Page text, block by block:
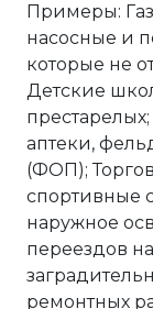
Примеры:
насосные и
которые не
Детские
аптеки,
(ФОП);
спортивные
наружное
переездов
ремонтных